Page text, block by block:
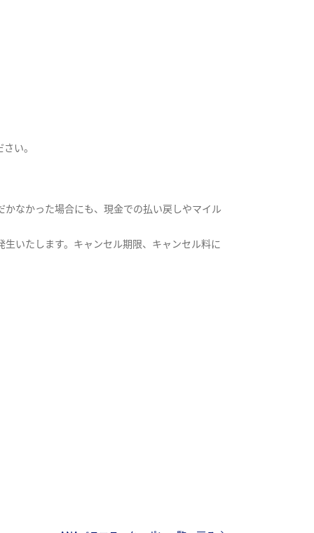
い。
なかった場合にも、現金での払い戻しやマイル
いたします。キャンセル期限、キャンセル料に